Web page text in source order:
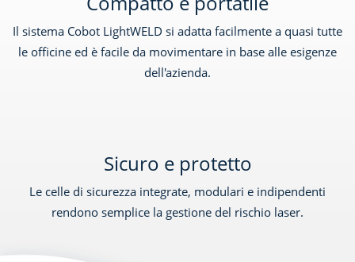
Il sistema Cobot LightWELD si adatta facilmente a quasi tutte
le officine ed è facile da movimentare in base alle esigenze
dell'azienda.
Sicuro e protetto
Le celle di sicurezza integrate, modulari e indipendenti
rendono semplice la gestione del rischio laser.